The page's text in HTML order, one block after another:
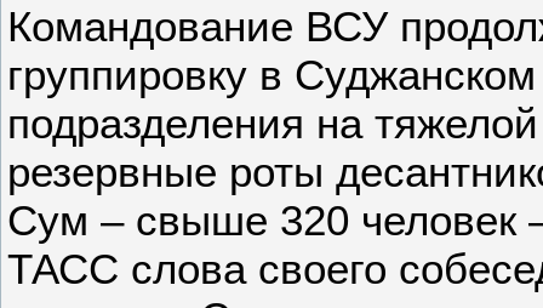
Командование ВСУ
группировку в
подразделения на
резервные роты
Сум – свыше 320 человек
ТАСС слова своего